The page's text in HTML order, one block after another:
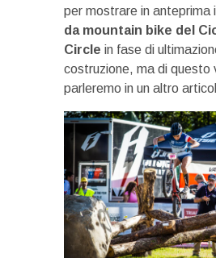
per mostrare in anteprima i
da mountain bike del
Circle in fase di
costruzione, ma di questo
parleremo in un altro